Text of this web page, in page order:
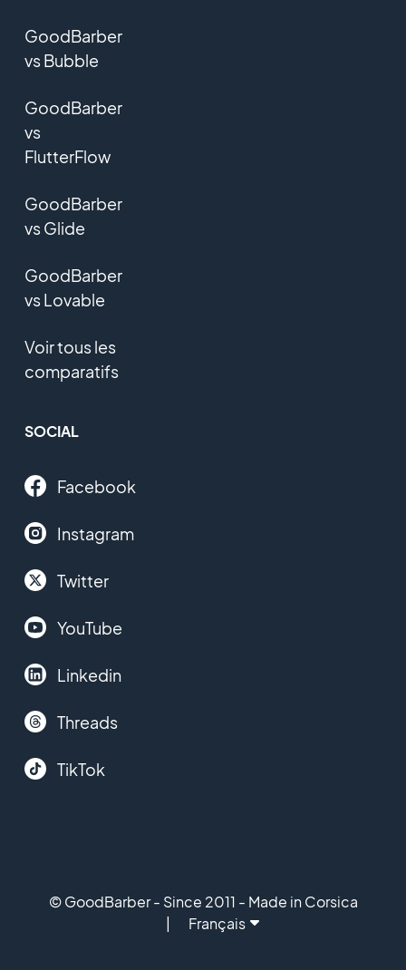
GoodBarber
vs Bubble
GoodBarber
vs
FlutterFlow
GoodBarber
vs Glide
GoodBarber
vs Lovable
Voir tous les
comparatifs
SOCIAL
Facebook
Instagram
Twitter
YouTube
Linkedin
Threads
TikTok
© GoodBarber - Since 2011 - Made in Corsica
Français